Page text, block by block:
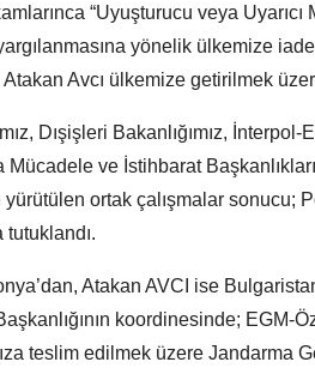
“Uyuşturucu veya Uyarıcı
yönelik ülkemize
Avcı ülkemize getirilmek
Dışişleri Bakanlığımız,
Mücadele ve İstihbarat
ortak çalışmalar sonucu;
tutuklandı.
Atakan AVCI ise
koordinesinde; EGM-
teslim edilmek üzere Jandarma